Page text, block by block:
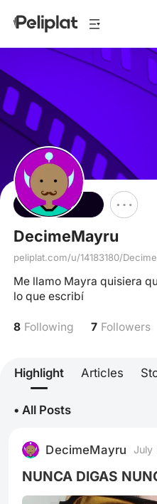
Follow
DecimeMayru
peliplat.com/u/14183180/
Me llamo Mayra quisiera
lo que escribí
8 Following 7 Followers
Highlight Articles
• All Posts
DecimeMayru July
NUNCA DIGAS